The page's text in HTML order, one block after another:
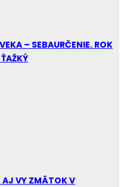
– SEBAURČENIE. ROK
AJ VY ZMÄTOK V